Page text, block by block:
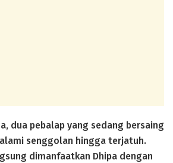
dua pebalap yang sedang bersaing
senggolan hingga terjatuh.
dimanfaatkan Dhipa dengan